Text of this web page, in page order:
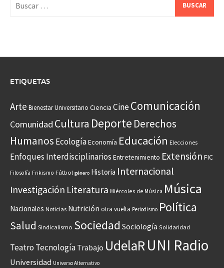
ETIQUETAS
Arte Bienestar Universitario Ciencia CineComunicación
Comunidad Cultura Deporte Derechos
Humanos EcologíaEconomía Educación Elecciones
Enfoques Interdisciplinarios Entretenimiento Extensión FIC
Filosofía Frikismo Fútbol género Historia Internacional
Investigación Literatura Miércoles de Música Música
Nacionales Noticias Nutrición otra vuelta Periodismo Política
Salud Sindicalismo Sociedad Sociología Solidaridad
Teatro Tecnología Trabajo UdelaRUNI Radio
Universidad Universo Alternativo